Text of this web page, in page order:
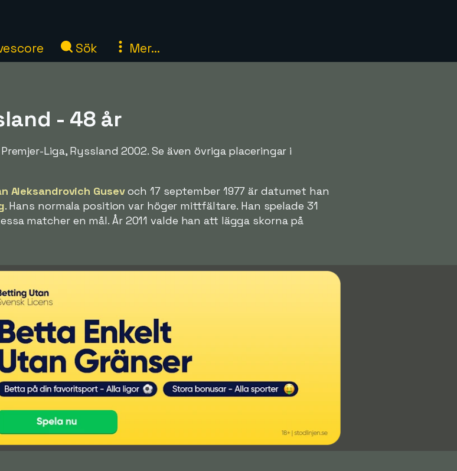
Sök Mer...
- 48 år
Liga, Ryssland 2002. Se även övriga placeringar i
Aleksandrovich Gusevoch 17 september 1977 är datumet han
. Hans normala position var höger mittfältare. Han spelade 31
matcher en mål. År 2011 valde han att lägga skorna på